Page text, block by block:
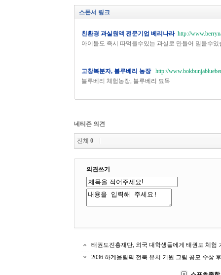
스폰서 링크
친환경 과실원액 전문기업 베리나라 http://
아이들도 즉시 따먹을수있는 과실로 만들어 믿을수있
고창복분자, 블루베리 농장 http://
블루베리 체험농장, 블루베리 묘목
네티즌 의견
전체 0
의견쓰기
태권도진흥재단, 외국 대학생들에게 태권도 체험
2036 하계올림픽 전북 유치 기원 그림 공모 수상